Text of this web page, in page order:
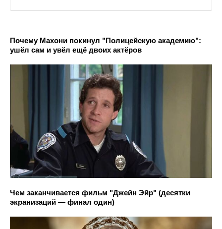
Почему Махони покинул "Полицейскую академию":
ушёл сам и увёл ещё двоих актёров
Чем заканчивается фильм "Джейн Эйр" (десятки
экранизаций — финал один)